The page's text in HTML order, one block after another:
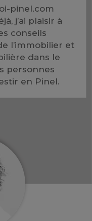
pinel.com
j’ai plaisir à
conseils
l’immobilier et
dans le
personnes
en Pinel.